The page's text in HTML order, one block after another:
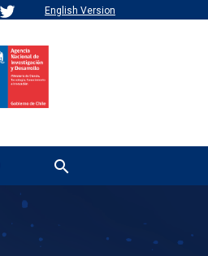
English Version